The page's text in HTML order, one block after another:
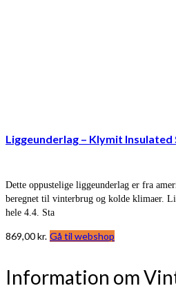
Liggeunderlag – Klymit Insulated
Dette oppustelige liggeunderlag er fra
beregnet til vinterbrug og kolde klimaer.
hele 4.4. Sta
869,00kr. Gå til webshop
Information om